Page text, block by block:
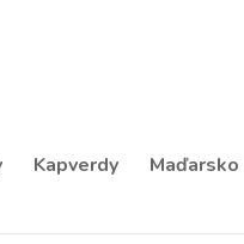
Kapverdy Maďarsko